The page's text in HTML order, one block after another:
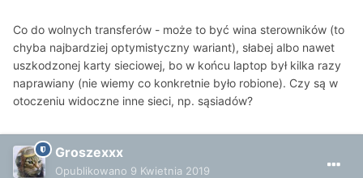
Co do wolnych transferów - może to być wina sterowników (to
chyba najbardziej optymistyczny wariant), słabej albo nawet
uszkodzonej karty sieciowej, bo w końcu laptop był kilka razy
naprawiany (nie wiemy co konkretnie było robione). Czy są w
otoczeniu widoczne inne sieci, np. sąsiadów?
Groszexxx
Opublikowano 9 Kwietnia 2019